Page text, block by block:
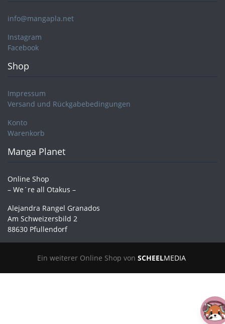
info@mangapla.net
Instagram
Facebook
Shop
Impressum
Versand und Rückgabebedingungen
Konto
Warenkorb
Manga Planet
Online Shop
– We´re all Otakus –
Alejandra Rangel Granados
Am Schweizersbild 2
88630 Pfullendorf
Ein weiterer Online Shop von SCHEELMEDIA